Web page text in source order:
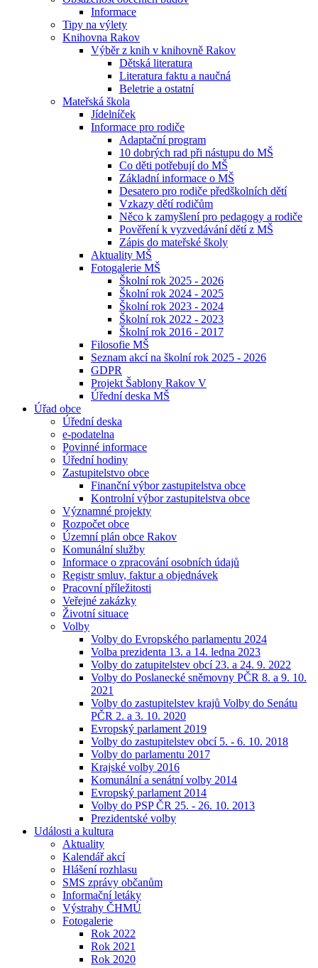
Informace
Tipy na výlety
Knihovna Rakov
Výběr z knih v knihovně Rakov
Dětská literatura
Literatura faktu a naučná
Beletrie a ostatní
Mateřská škola
Jídelníček
Informace pro rodiče
Adaptační program
10 dobrých rad při nástupu do MŠ
Co děti potřebují do MŠ
Základní informace o MŠ
Desatero pro rodiče předškolních dětí
Vzkazy dětí rodičům
Něco k zamyšlení pro pedagogy a rodiče
Pověření k vyzvedávání dětí z MŠ
Zápis do mateřské školy
Aktuality MŠ
Fotogalerie MŠ
Školní rok 2025 - 2026
Školní rok 2024 - 2025
Školní rok 2023 - 2024
Školní rok 2022 - 2023
Školní rok 2016 - 2017
Filosofie MŠ
Seznam akcí na školní rok 2025 - 2026
GDPR
Projekt Šablony Rakov V
Úřední deska MŠ
Úřad obce
Úřední deska
e-podatelna
Povinné informace
Úřední hodiny
Zastupitelstvo obce
Finanční výbor zastupitelstva obce
Kontrolní výbor zastupitelstva obce
Významné projekty
Rozpočet obce
Územní plán obce Rakov
Komunální služby
Informace o zpracování osobních údajů
Registr smluv, faktur a objednávek
Pracovní příležitosti
Veřejné zakázky
Životní situace
Volby
Volby do Evropského parlamentu 2024
Volba prezidenta 13. a 14. ledna 2023
Volby do zatupitelstev obcí 23. a 24. 9. 2022
Volby do Poslanecké sněmovny PČR 8. a 9. 10.
2021
Volby do zastupitelstev krajů Volby do Senátu
PČR 2. a 3. 10. 2020
Evropský parlament 2019
Volby do zastupitelstev obcí 5. - 6. 10. 2018
Volby do parlamentu 2017
Krajské volby 2016
Komunální a senátní volby 2014
Evropský parlament 2014
Volby do PSP ČR 25. - 26. 10. 2013
Prezidentské volby
Události a kultura
Aktuality
Kalendář akcí
Hlášení rozhlasu
SMS zprávy občanům
Informační letáky
Výstrahy ČHMÚ
Fotogalerie
Rok 2022
Rok 2021
Rok 2020